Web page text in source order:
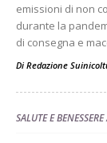
emissioni di non
durante la
di consegna e
Di Redazione
SALUTE E BENESSERE